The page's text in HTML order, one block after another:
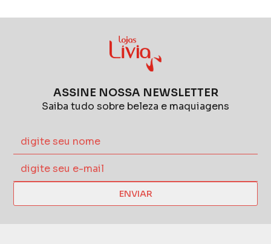
ASSINE NOSSA NEWSLETTER
Saiba tudo sobre beleza e maquiagens
ENVIAR